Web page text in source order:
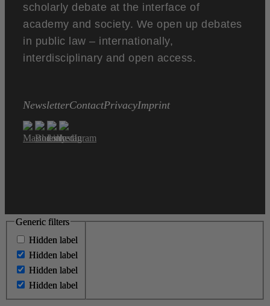
scholarly debate at the interface of
academy and society. We open up debates
in public law – internationally,
interdisciplinary and open access.
NewsletterContactPrivacyImprint
Generic filters
Hidden label
Hidden label
Hidden label
Hidden label
Generic filters
Hidden label
Hidden label
Hidden label
Hidden label